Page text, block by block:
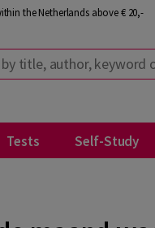
the Netherlands above € 20,-
author, keyword or
Tests Self-Study